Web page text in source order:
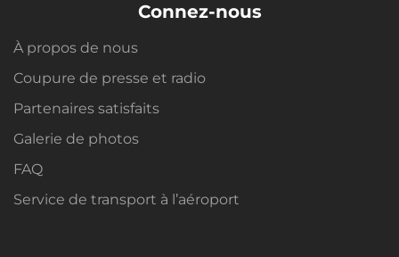
Connez-nous
À propos de nous
Coupure de presse et radio
Partenaires satisfaits
Galerie de photos
FAQ
Service de transport à l’aéroport